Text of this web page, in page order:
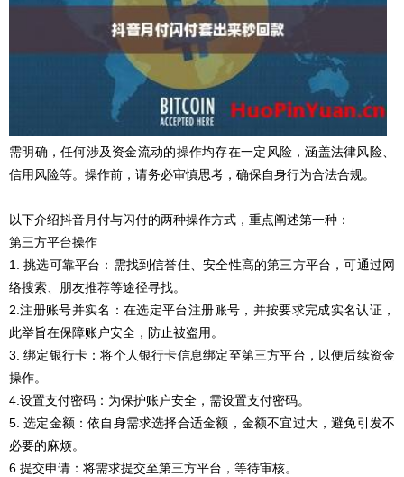
需明确，任何涉及资金流动的操作均存在一定风险，涵盖法律风险、
信用风险等。操作前，请务必审慎思考，确保自身行为合法合规。
以下介绍抖音月付与闪付的两种操作方式，重点阐述第一种：
第三方平台操作
1. 挑选可靠平台：需找到信誉佳、安全性高的第三方平台，可通过网
络搜索、朋友推荐等途径寻找。
2.注册账号并实名：在选定平台注册账号，并按要求完成实名认证，
此举旨在保障账户安全，防止被盗用。
3. 绑定银行卡：将个人银行卡信息绑定至第三方平台，以便后续资金
操作。
4.设置支付密码：为保护账户安全，需设置支付密码。
5. 选定金额：依自身需求选择合适金额，金额不宜过大，避免引发不
必要的麻烦。
6.提交申请：将需求提交至第三方平台，等待审核。